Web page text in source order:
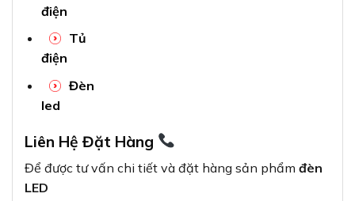
điện
Tủ
điện
Đèn
led
Liên Hệ Đặt Hàng
Để được tư vấn chi tiết và đặt hàng sản phẩm đèn
LED